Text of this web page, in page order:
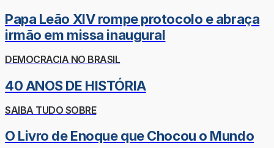
Papa Leão XIV rompe protocolo e abraça
irmão em missa inaugural
DEMOCRACIA NO BRASIL
40 ANOS DE HISTÓRIA
SAIBA TUDO SOBRE
O Livro de Enoque que Chocou o Mundo